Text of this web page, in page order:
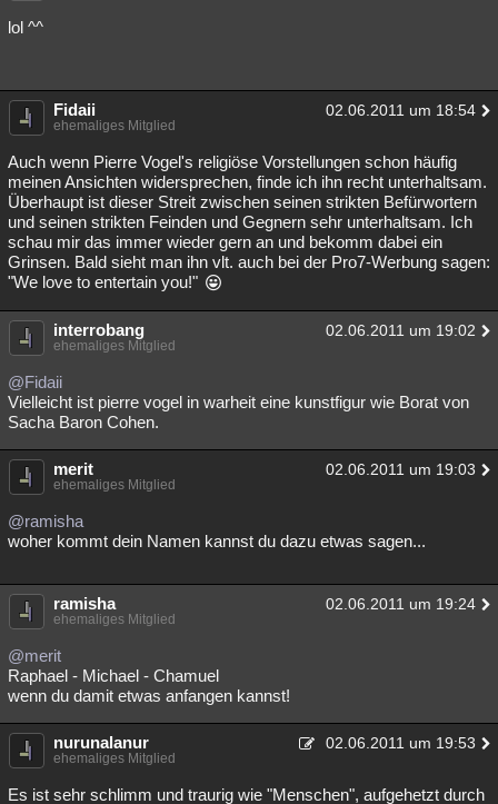
lol ^^
Fidaii 02.06.2011 um 18:54
ehemaliges Mitglied
Auch wenn Pierre Vogel's religiöse Vorstellungen schon häufig
meinen Ansichten widersprechen, finde ich ihn recht unterhaltsam.
Überhaupt ist dieser Streit zwischen seinen strikten Befürwortern
und seinen strikten Feinden und Gegnern sehr unterhaltsam. Ich
schau mir das immer wieder gern an und bekomm dabei ein
Grinsen. Bald sieht man ihn vlt. auch bei der Pro7-Werbung sagen:
"We love to entertain you!"
interrobang 02.06.2011 um 19:02
ehemaliges Mitglied
@Fidaii
Vielleicht ist pierre vogel in warheit eine kunstfigur wie Borat von
Sacha Baron Cohen.
merit 02.06.2011 um 19:03
ehemaliges Mitglied
@ramisha
woher kommt dein Namen kannst du dazu etwas sagen...
ramisha 02.06.2011 um 19:24
ehemaliges Mitglied
@merit
Raphael - Michael - Chamuel
wenn du damit etwas anfangen kannst!
nurunalanur 02.06.2011 um 19:53
ehemaliges Mitglied
Es ist sehr schlimm und traurig wie "Menschen", aufgehetzt durch